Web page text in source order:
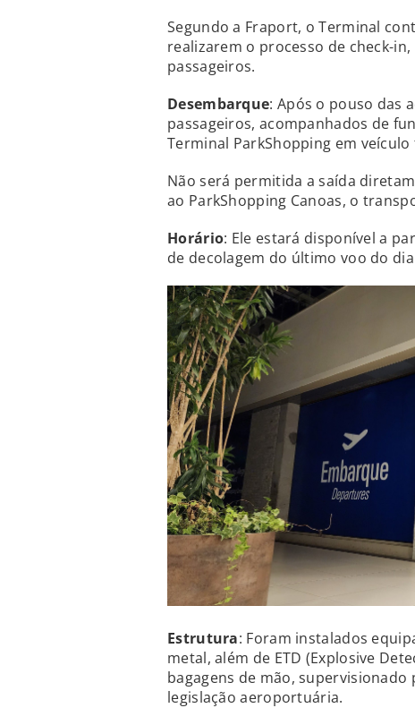
Segundo a Fraport, o Terminal
realizarem o processo de check-
passageiros.
Desembarque: Após o pouso das
passageiros, acompanhados de
Terminal ParkShopping em
Não será permitida a saída
ao ParkShopping Canoas, o
Horário: Ele estará disponível a
de decolagem do último voo do
Estrutura: Foram instalados
metal, além de ETD (Explosive
bagagens de mão, supervisionado
legislação aeroportuária.